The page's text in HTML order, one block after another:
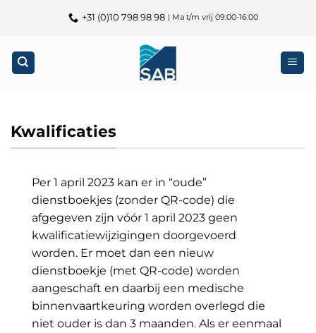
+31 (0)10 798 98 98 | Ma t/m vrij 09:00-16:00
Kwalificaties
Per 1 april 2023 kan er in “oude”
dienstboekjes (zonder QR-code) die
afgegeven zijn vóór 1 april 2023 geen
kwalificatiewijzigingen doorgevoerd
worden. Er moet dan een nieuw
dienstboekje (met QR-code) worden
aangeschaft en daarbij een medische
binnenvaartkeuring worden overlegd die
niet ouder is dan 3 maanden. Als er eenmaal